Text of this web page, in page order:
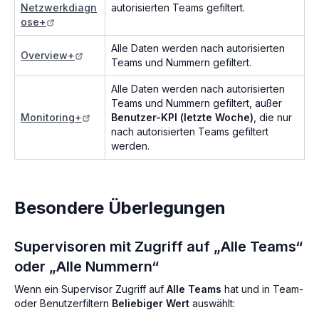
Netzwerkdiagn
ose+
autorisierten Teams gefiltert.
Overview+
Alle Daten werden nach autorisierten
Teams und Nummern gefiltert.
Monitoring+
Alle Daten werden nach autorisierten
Teams und Nummern gefiltert, außer
Benutzer-KPI (letzte Woche) , die nur
nach autorisierten Teams gefiltert
werden.
Besondere Überlegungen
Supervisoren mit Zugriff auf „Alle Teams“
oder „Alle Nummern“
Wenn ein Supervisor Zugriff auf Alle Teams hat und in Team-
oder Benutzerfiltern Beliebiger Wert auswählt: